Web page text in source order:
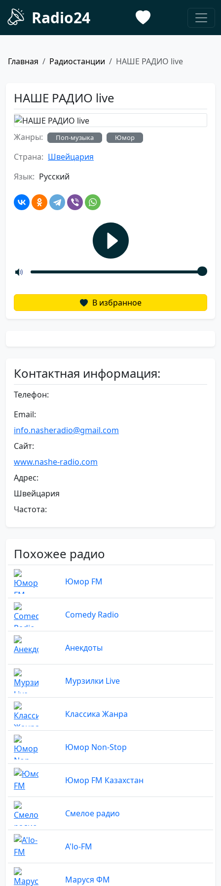
Radio24
Главная Радиостанции НАШЕ РАДИО live
НАШЕ РАДИО live
Жанры: Поп-музыка Юмор
Страна: Швейцария
Язык: Русский
В избранное
Контактная информация:
Телефон:
Email:
info.nasheradio@gmail.com
Сайт:
www.nashe-radio.com
Адрес:
Швейцария
Частота:
Похожее радио
Юмор FM
Comedy Radio
Анекдоты
Мурзилки Live
Классика Жанра
Юмор Non-Stop
Юмор FM Казахстан
Смелое радио
A'lo-FM
Маруся ФМ